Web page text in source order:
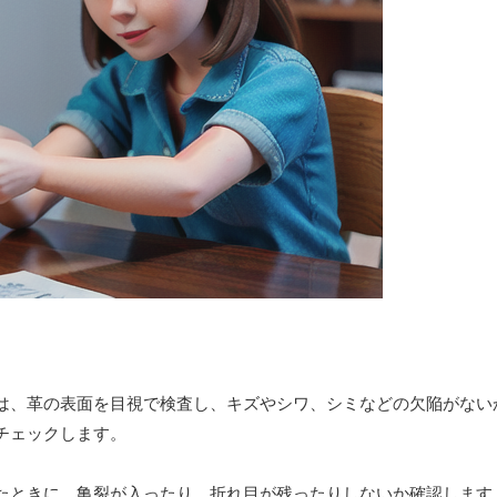
革の表面を目視で検査し、キズやシワ、シミなどの欠陥がな
ックします。
きに、亀裂が入ったり、折れ目が残ったりしないか確認しま